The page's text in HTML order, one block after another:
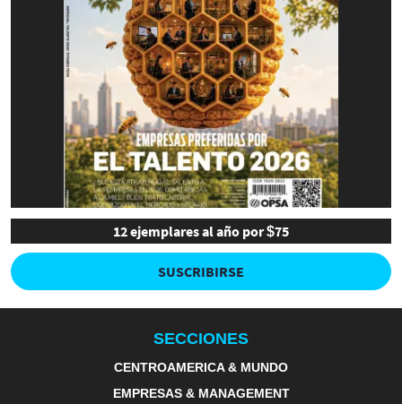
12 ejemplares al año por $75
SUSCRIBIRSE
SECCIONES
CENTROAMERICA & MUNDO
EMPRESAS & MANAGEMENT